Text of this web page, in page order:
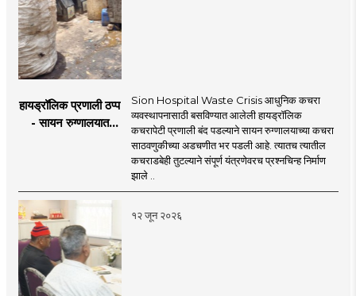
हायड्रॉलिक प्रणाली ठप्प
- सायन रुग्णालयात
Sion Hospital Waste Crisis आधुनिक कचरा
व्यवस्थापनासाठी बसविण्यात आलेली हायड्रॉलिक
कचरापेटी प्रणाली बंद पडल्याने सायन रुग्णालयाच्या कचरा
साठवणुकीच्या अडचणीत भर पडली आहे. त्यातच त्यातील
कचराडबेही तुटल्याने संपूर्ण यंत्रणेवरच प्रश्नचिन्ह निर्माण
झाले ..
१२ जून २०२६